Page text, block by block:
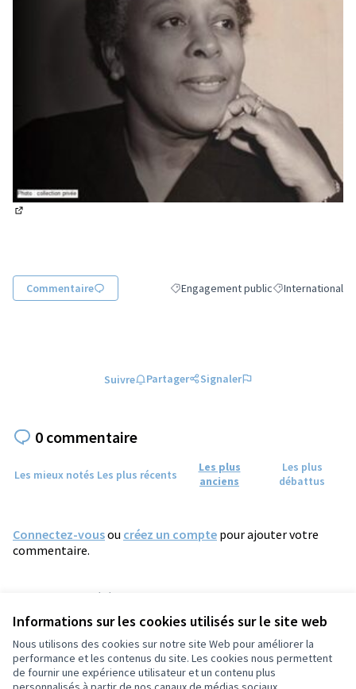
Informations sur les cookies utilisés sur le site web
Nous utilisons des cookies sur notre site Web pour améliorer la
performance et les contenus du site. Les cookies nous permettent
de fournir une expérience utilisateur et un contenu plus
Commentaire Filtrer les résultats de la catégorie :
Engagement publicFiltrer les
International
Suivre Partager Signaler
0 commentaire
Les mieux notés Les plus récents
Les plus
anciens
Les plus
débattus
Connectez-vousou créez un compte pour ajouter votre
commentaire.
Référence : tours-PROP-2025-01-2145
voir les autres versions
Vérifiez l'empreinte numérique
Conditions d'utilisation